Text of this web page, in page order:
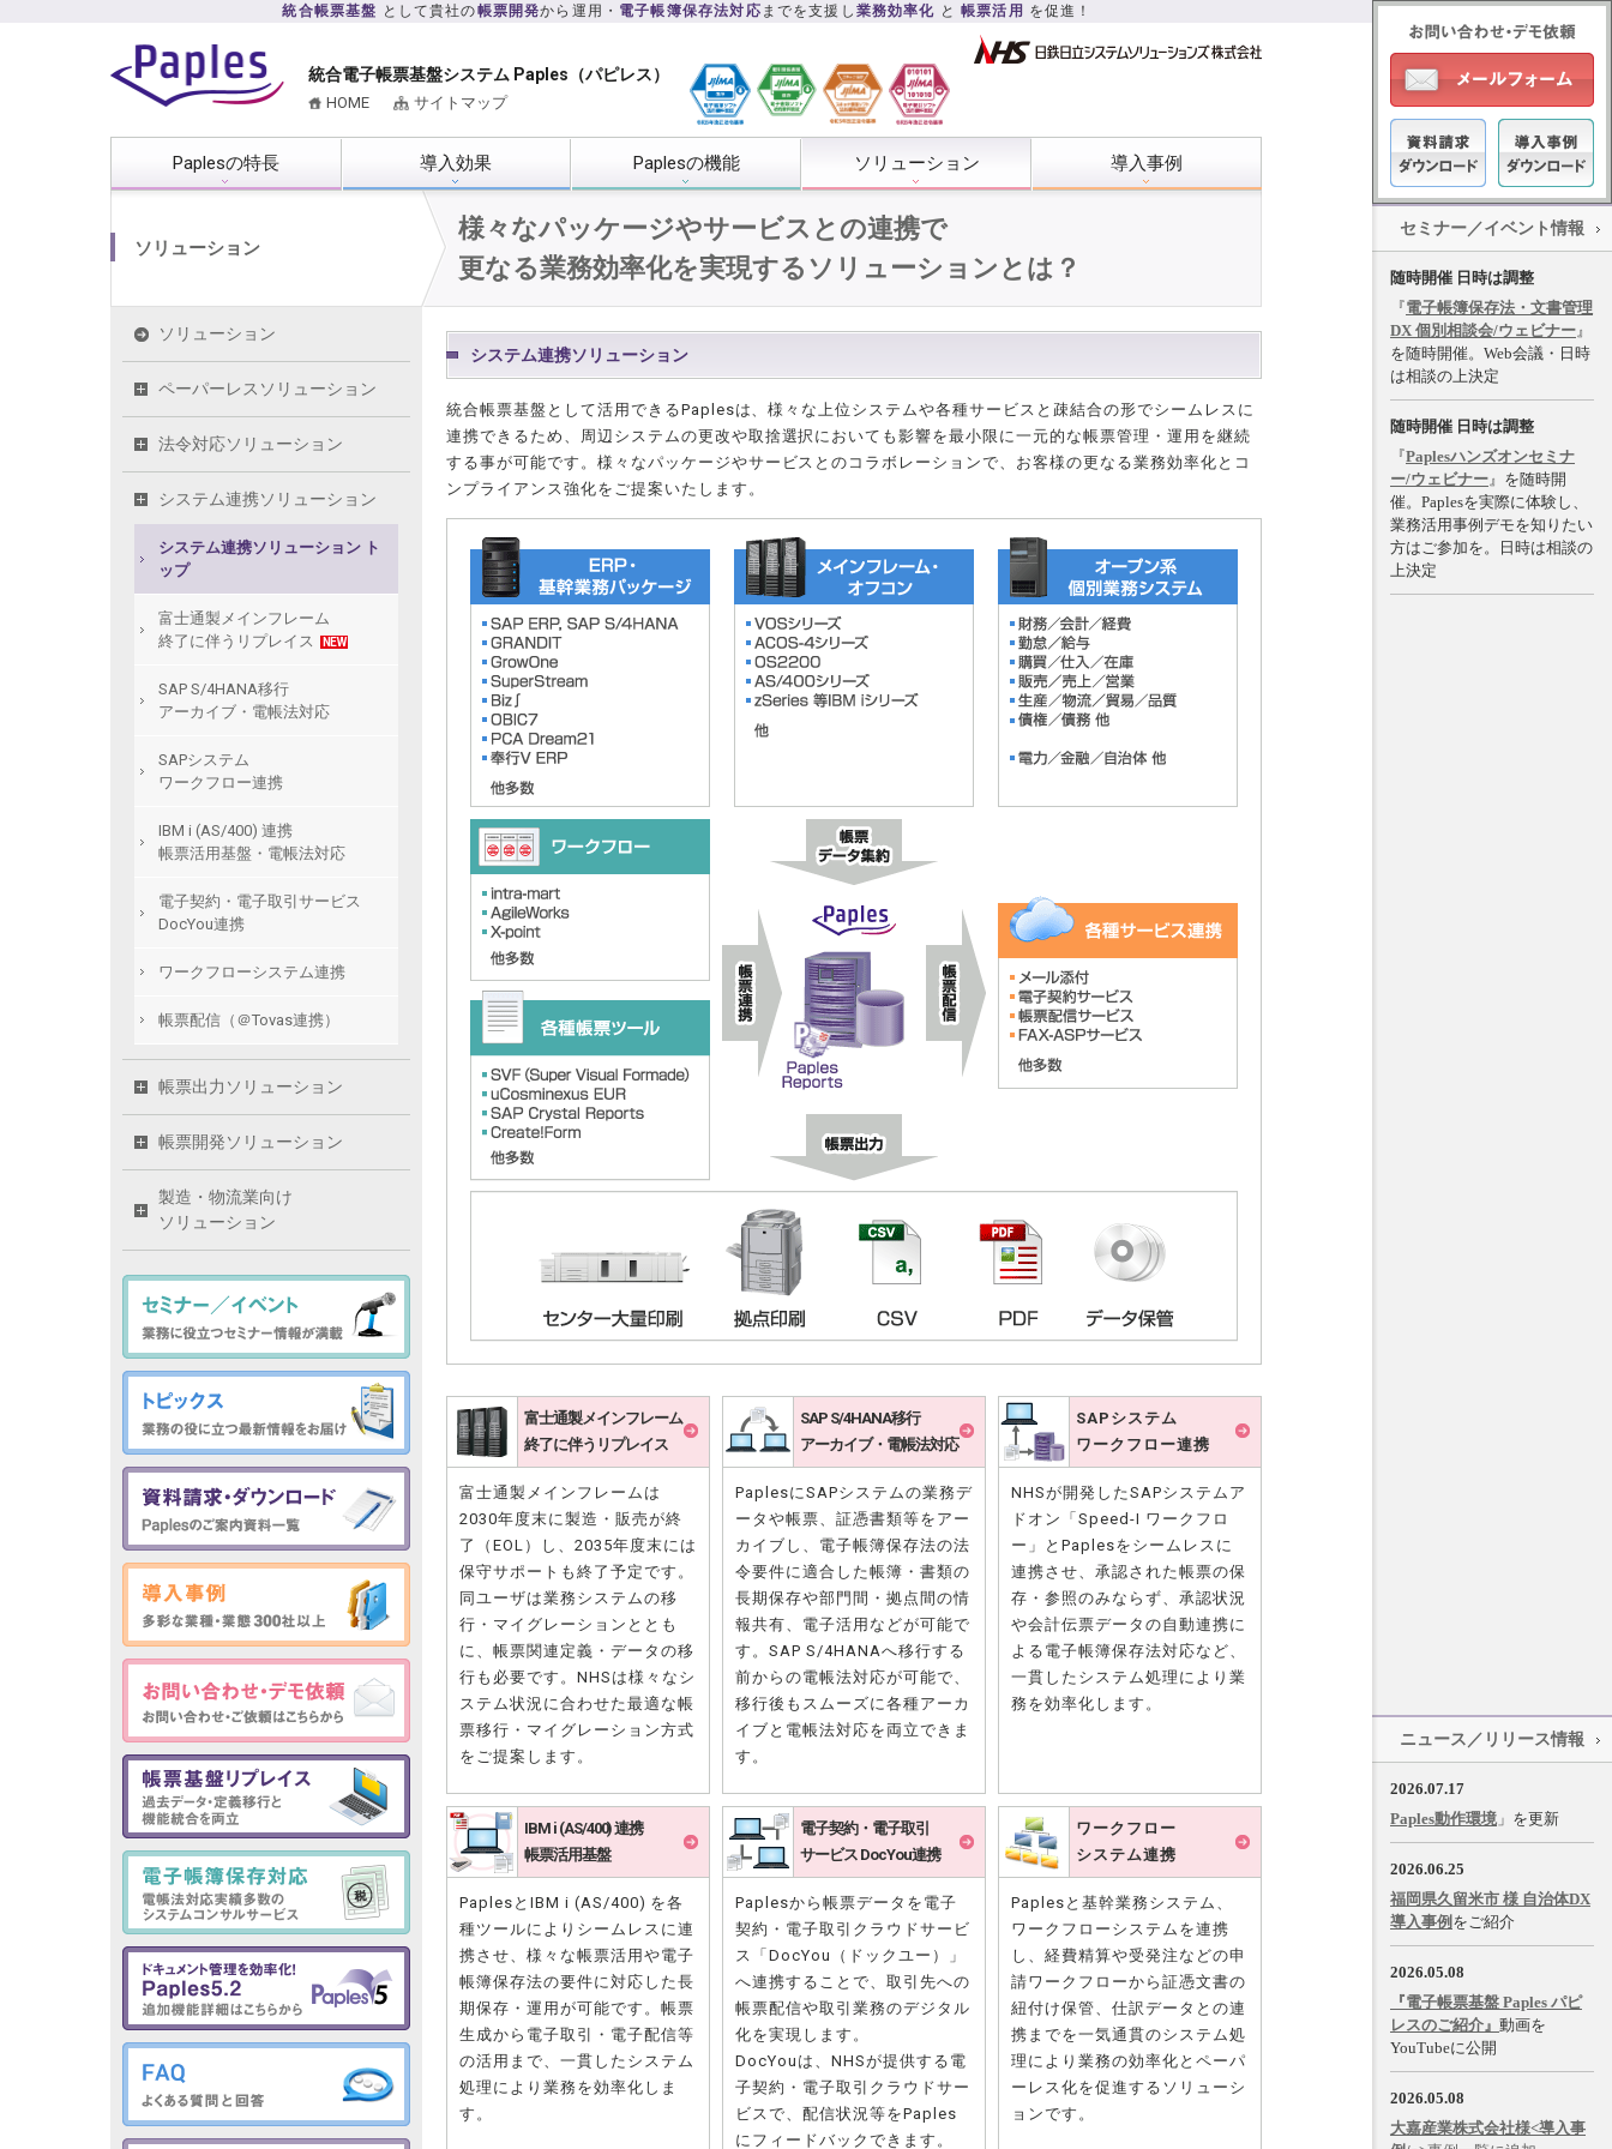
統合帳票基盤 として貴社の帳票開発から運用・ 電子帳簿保存法対応 までを支援し 業務効率化 と帳票活用 を促進！
統合電子帳票基盤システム Paples（パピレス）
HOME サイトマップ
Paplesの特長 導入効果 Paplesの機能 ソリューション 導入事例
様々なパッケージやサービスとの連携で
更なる業務効率化を実現するソリューションとは？
システム連携ソリューション
統合帳票基盤として活用できるPaplesは、様々な上位システムや各種サービスと疎結合の形でシームレスに
連携できるため、周辺システムの更改や取捨選択においても影響を最小限に一元的な帳票管理・運用を継続
する事が可能です。様々なパッケージやサービスとのコラボレーションで、お客様の更なる業務効率化とコ
ンプライアンス強化をご提案いたします。
富士通製メインフレーム
終了に伴うリプレイス
富士通製メインフレームは
2030年度末に製造・販売が終
了（EOL）し、2035年度末には
保守サポートも終了予定です。
同ユーザは業務システムの移
行・マイグレーションととも
に、帳票関連定義・データの移
行も必要です。NHSは様々なシ
ステム状況に合わせた最適な帳
票移行・マイグレーション方式
をご提案します。
SAP S/4HANA移行
アーカイブ・電帳法対応
PaplesにSAPシステムの業務デ
ータや帳票、証憑書類等をアー
カイブし、電子帳簿保存法の法
令要件に適合した帳簿・書類の
長期保存や部門間・拠点間の情
報共有、電子活用などが可能で
す。SAP S/4HANAへ移行する
前からの電帳法対応が可能で、
移行後もスムーズに各種アーカ
イブと電帳法対応を両立できま
す。
SAPシステム
ワークフロー連携
NHSが開発したSAPシステムア
ドオン「Speed-I ワークフロ
ー」とPaplesをシームレスに
連携させ、承認された帳票の保
存・参照のみならず、承認状況
や会計伝票データの自動連携に
よる電子帳簿保存法対応など、
一貫したシステム処理により業
務を効率化します。
IBM i (AS/400) 連携
帳票活用基盤
PaplesとIBM i (AS/400) を各
種ツールによりシームレスに連
携させ、様々な帳票活用や電子
帳簿保存法の要件に対応した長
期保存・運用が可能です。帳票
生成から電子取引・電子配信等
の活用まで、一貫したシステム
処理により業務を効率化しま
す。
電子契約・電子取引
サービス DocYou連携
Paplesから帳票データを電子
契約・電子取引クラウドサービ
ス「DocYou（ドックユー）」
へ連携することで、取引先への
帳票配信や取引業務のデジタル
化を実現します。
DocYouは、NHSが提供する電
子契約・電子取引クラウドサー
ビスで、配信状況等をPaples
にフィードバックできます。
ワークフロー
システム連携
Paplesと基幹業務システム、
ワークフローシステムを連携
し、経費精算や受発注などの申
請ワークフローから証憑文書の
紐付け保管、仕訳データとの連
携までを一気通貫のシステム処
理により業務の効率化とペーパ
ーレス化を促進するソリューシ
ョンです。
ソリューション
ソリューション
ペーパーレスソリューション
法令対応ソリューション
システム連携ソリューション
システム連携ソリューション ト
ップ
富士通製メインフレーム
終了に伴うリプレイス
NEW
SAP S/4HANA移行
アーカイブ・電帳法対応
SAPシステム
ワークフロー連携
IBM i (AS/400) 連携
帳票活用基盤・電帳法対応
電子契約・電子取引サービス
DocYou連携
ワークフローシステム連携
帳票配信（＠Tovas連携）
帳票出力ソリューション
帳票開発ソリューション
製造・物流業向け
ソリューション
セミナー／イベント情報
随時開催 日時は調整
『電子帳簿保存法・文書管理
DX 個別相談会/ウェビナー』
を随時開催。Web会議・日時
は相談の上決定
随時開催 日時は調整
『Paplesハンズオンセミナ
ー/ウェビナー』を随時開
催。Paplesを実際に体験し、
業務活用事例デモを知りたい
方はご参加を。日時は相談の
上決定
ニュース／リリース情報
2026.07.17
Paples動作環境 」を更新
2026.06.25
福岡県久留米市 様 自治体DX
導入事例をご紹介
2026.05.08
『電子帳票基盤 Paples パピ
レスのご紹介』 動画を
YouTubeに公開
2026.05.08
大嘉産業株式会社様<導入事